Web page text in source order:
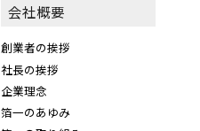
会社概要
創業者の挨拶
社長の挨拶
企業理念
箔一のあゆみ